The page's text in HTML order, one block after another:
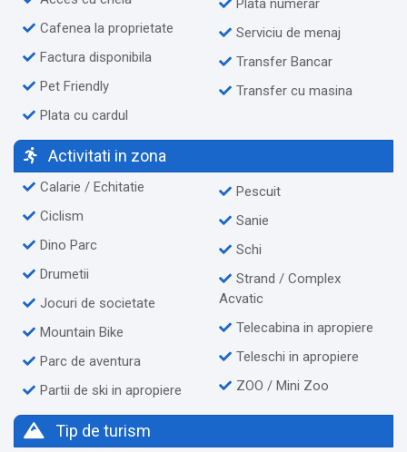
Cafenea la proprietate
Factura disponibila
Pet Friendly
Plata cu cardul
Plata numerar
Serviciu de menaj
Transfer Bancar
Transfer cu masina
Activitati in zona
Calarie / Echitatie
Ciclism
Dino Parc
Drumetii
Jocuri de societate
Mountain Bike
Parc de aventura
Partii de ski in apropiere
Pescuit
Sanie
Schi
Strand / Complex
Acvatic
Telecabina in apropiere
Teleschi in apropiere
ZOO / Mini Zoo
Tip de turism